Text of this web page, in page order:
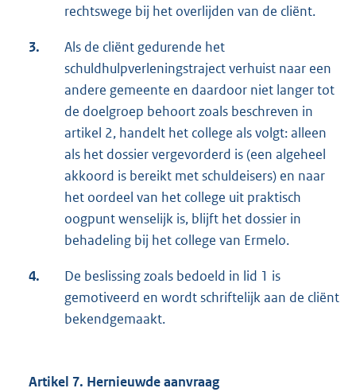
rechtswege bij het overlijden van de cliënt.
3.
Als de cliënt gedurende het
schuldhulpverleningstraject verhuist naar een
andere gemeente en daardoor niet langer tot
de doelgroep behoort zoals beschreven in
artikel 2, handelt het college als volgt: alleen
als het dossier vergevorderd is (een algeheel
akkoord is bereikt met schuldeisers) en naar
het oordeel van het college uit praktisch
oogpunt wenselijk is, blijft het dossier in
behadeling bij het college van Ermelo.
4.
De beslissing zoals bedoeld in lid 1 is
gemotiveerd en wordt schriftelijk aan de cliënt
bekendgemaakt.
Artikel 7. Hernieuwde aanvraag